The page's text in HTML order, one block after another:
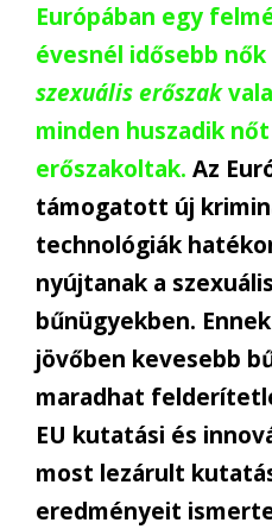
Európában egy
évesnél idősebb
szexuális erőszak
minden huszadik
erőszakoltak. Az
támogatott új
technológiák
nyújtanak a
bűnügyekben.
jövőben kevesebb
maradhat
EU kutatási és
most lezárult
eredményeit